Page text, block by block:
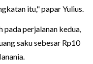
itu," papar Yulius.
perjalanan kedua,
saku sebesar Rp10